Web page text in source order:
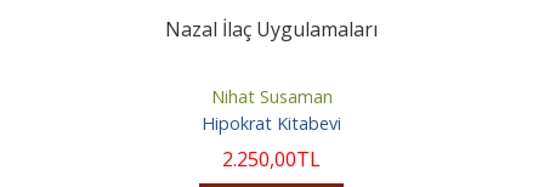
Nazal İlaç Uygulamaları
Nihat Susaman
Hipokrat Kitabevi
2.250,00TL